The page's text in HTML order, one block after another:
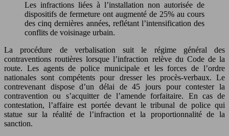
Les infractions liées à l’installation non autorisée de
dispositifs de fermeture ont augmenté de 25% au cours
des cinq dernières années, reflétant l’intensification des
conflits de voisinage urbain.
La procédure de verbalisation suit le régime général des
contraventions routières lorsque l’infraction relève du Code de la
route. Les agents de police municipale et les forces de l’ordre
nationales sont compétents pour dresser les procès-verbaux. Le
contrevenant dispose d’un délai de 45 jours pour contester la
contravention ou s’acquitter de l’amende forfaitaire. En cas de
contestation, l’affaire est portée devant le tribunal de police qui
statue sur la réalité de l’infraction et la proportionnalité de la
sanction.